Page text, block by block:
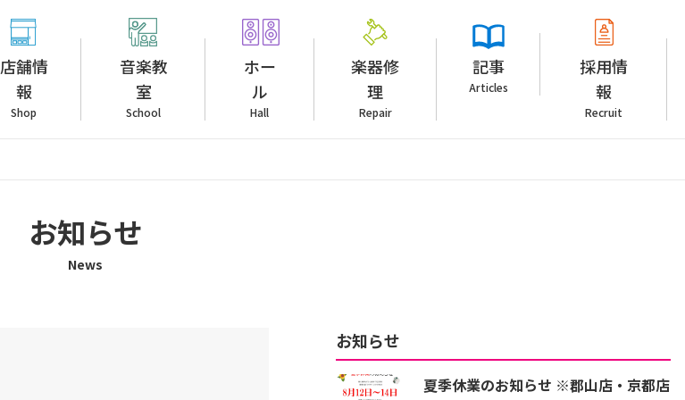
店舗情
報
Shop
音楽教
室
School
ホー
ル
Hall
楽器修
理
Repair
記事
Articles
採用情
報
Recruit
お知らせ
News
お知らせ
夏季休業のお知らせ ※郡山店・京都店